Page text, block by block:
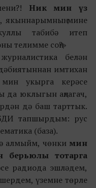
Ник мин үз
якыннарымның мине
табибә итеп
телимме соң?»
белән
имтихан
укырга керәсе
да юклыгын аңлагач,
дә баш тарттык.
тапшырдым: рус
(база).
алмыйм, чөнки мин
берьюлы тотарга
радиода эшләдем,
үземне төрле